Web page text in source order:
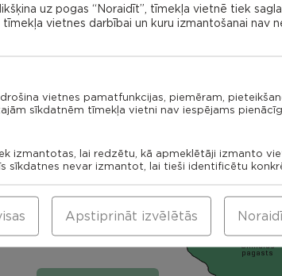
pārvalde
pagasts
Silmalas
pagasts
Sokolku
Viļānu
uz pogas “Noraidīt”, tīmekļa vietnē tiek
vietnes darbībai un kuru izmantošanai nav
vietnes pamatfunkcijas, piemēram,
sīkdatnēm tīmekļa vietni nav iespējams
izmantotas, lai redzētu, kā apmeklētāji izmanto
sīkdatnes nevar izmantot, lai tieši identificētu
Apstiprināt izvēlētās